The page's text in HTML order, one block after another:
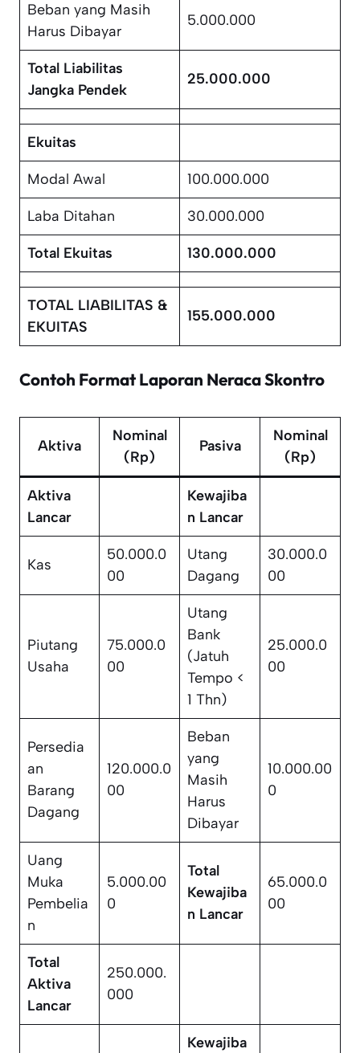
Beban yang Masih
Harus Dibayar
5.000.000
Total Liabilitas
Jangka Pendek
25.000.000
Ekuitas
Modal Awal 100.000.000
Laba Ditahan 30.000.000
Total Ekuitas 130.000.000
TOTAL LIABILITAS &
EKUITAS
155.000.000
Contoh Format Laporan Neraca Skontro
Aktiva
Nominal
(Rp)
Pasiva
Nominal
(Rp)
Aktiva
Lancar
Kewajiba
n Lancar
Kas
50.000.0
00
Utang
Dagang
30.000.0
00
Piutang
Usaha
75.000.0
00
Utang
Bank
(Jatuh
Tempo <
1 Thn)
25.000.0
00
Persedia
an
Barang
Dagang
120.000.0
00
Beban
yang
Masih
Harus
Dibayar
10.000.00
0
Uang
Muka
Pembelia
n
5.000.00
0
Total
Kewajiba
n Lancar
65.000.0
00
Total
Aktiva
Lancar
250.000.
000
Kewajiba